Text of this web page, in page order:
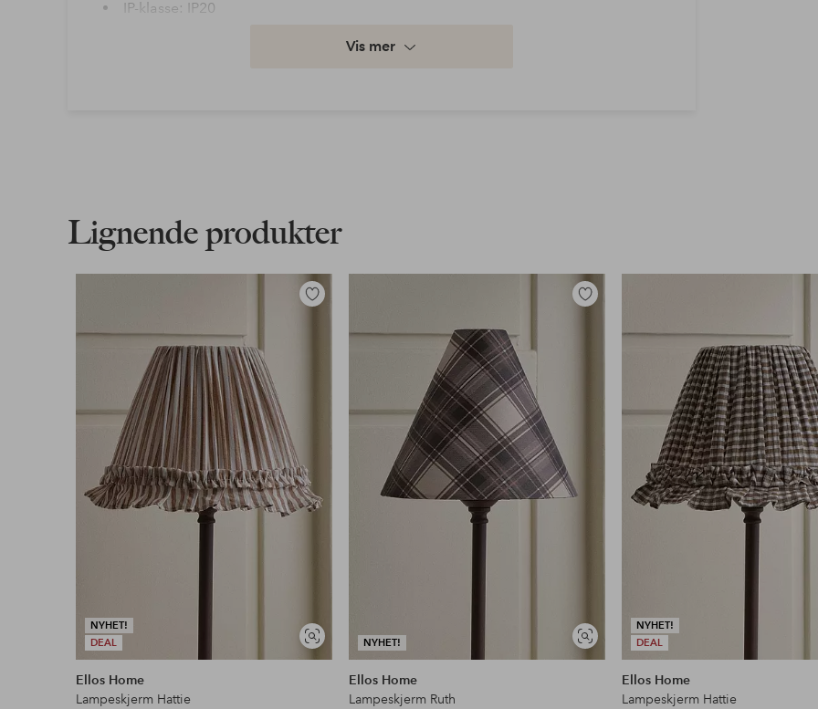
IP-klasse: IP20
Fri frakt
Gjelder for normalpakke over 599 kr
Faktura & Konto
Våre mest fordelaktige betalingsmåter
Les mer
Vis mer
Lignende produkter
NYHET!
DEAL
Vis
lignende
Legg
favoritter
Ellos Home
Lampeskjerm Hattie
NYHET!
Vis
lignende
Legg
favoritter
Ellos Home
Lampeskjerm Ruth
NYHET!
DEAL
Ellos Home
Lampeskjerm Hattie